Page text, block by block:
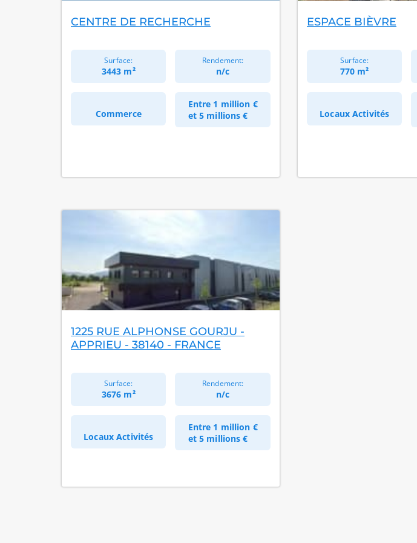
CENTRE DE RECHERCHE
Surface:
3443 m²
Rendement:
n/c
Commerce
Entre 1 million €
et 5 millions €
ESPACE BIÈVRE
Surface:
770 m²
Locaux Activités
1225 RUE ALPHONSE GOURJU -
APPRIEU - 38140 - FRANCE
Surface:
3676 m²
Rendement:
n/c
Locaux Activités
Entre 1 million €
et 5 millions €